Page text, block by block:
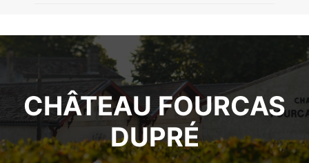
CHÂTEAU FOURCAS
DUPRÉ